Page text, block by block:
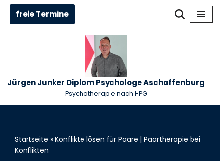
Zum
freie Termine
Jürgen Junker Diplom Psychologe Aschaffenburg
Psychotherapie nach HPG
Startseite » Konflikte lösen für Paare | Paartherapie bei
Konflikten